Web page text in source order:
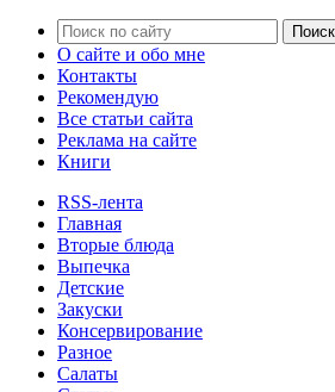
О сайте и обо мне
Контакты
Рекомендую
Все статьи сайта
Реклама на сайте
Книги
RSS-лента
Главная
Вторые блюда
Выпечка
Детские
Закуски
Консервирование
Разное
Салаты